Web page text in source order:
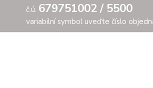
č.ú. 679751002 / 5500
variabilní symbol uveďte číslo